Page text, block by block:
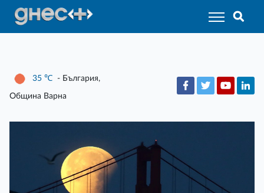
35 ℃ - България,
Община Варна